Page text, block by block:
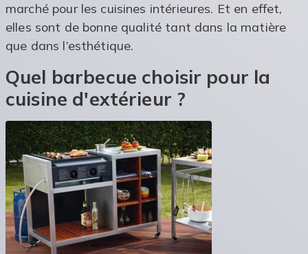
marché pour les cuisines intérieures. Et en effet,
elles sont de bonne qualité tant dans la matière
que dans l’esthétique.
Quel barbecue choisir pour la
cuisine d'extérieur ?